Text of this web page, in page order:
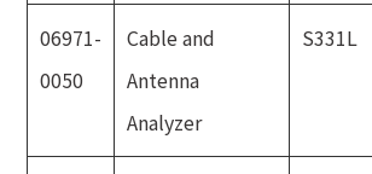
06971-
0050
Cable and
Antenna
Analyzer
S331L